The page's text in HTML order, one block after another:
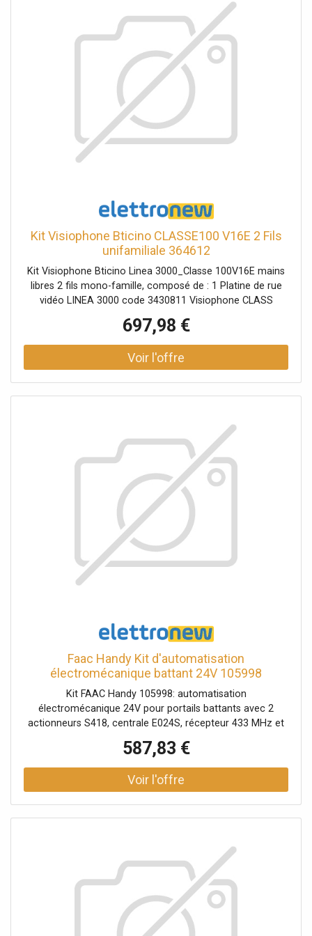
l'expressivité et la sensation de réponse. Les pianos
acoustiques s'appuient sur une technologie " TRS "
améliorée et une interpolation spectrale haute résolution,
afin de préserver la richesse harmonique et la continuité
des transitions de dynamique. Côté claviers vintage, les
pianos électriques " Vintage Electric " bénéficient d'une
approche modélisée et hybride, pensée pour retrouver du
caractère, de la présence et des variations expressives en
fonction du toucher. L'ensemble est organisé en 8
banques totalisant plus de 200 sonorités d'usine, prêtes à
s'intégrer dans des contextes pop, jazz, soul, rock,
global 3 bandes (graves, médiums, aigus) * Effets dédiés
sur les entrées Mic...
l'ouverture des portes code 348261 Configurable pour les
installations à une ou deux familles.
Kit Visiophone Bticino CLASSE100 V16E 2 Fils
unifamiliale 364612
Kit Visiophone Bticino Linea 3000_Classe 100V16E mains
libres 2 fils mono-famille, composé de : 1 Platine de rue
vidéo LINEA 3000 code 3430811 Visiophone CLASS
modulaire 6 DIN pour systèmes audio et vidéo à 2 fils
code 3460501 Module de relais pour serrures électriques
non contrôlées par BUS code 346250
697,98 €
Faac Handy Kit d'automatisation
électromécanique battant 24V 105998
Kit FAAC Handy 105998: automatisation
électromécanique 24V pour portails battants avec 2
actionneurs S418, centrale E024S, récepteur 433 MHz et
par vantail (2,7 m avec serrure électrique).Kit composé de
: 2 Actionneurs S418 24V (code 104301) 1 Équipement
électronique E024S avec boîtier (code 790286) 1
(code 71275101) 1 Télécommande Faac XTO2 2 canaux
433MHz 787032 1 Panneau automatique “FAAC” La
batterie d'urgence code 390923 n'est pas incluse dans ce
kit.
587,83 €